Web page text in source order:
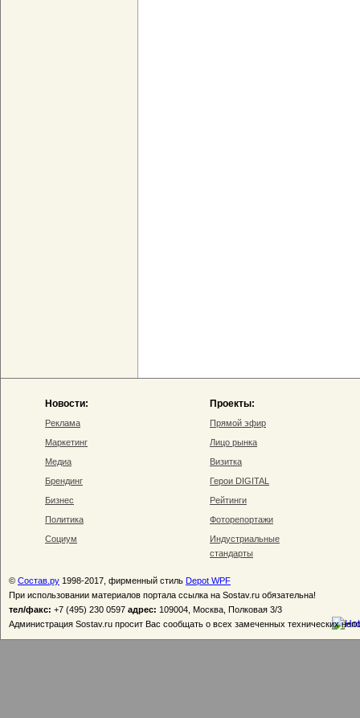
Новости:
Реклама
Маркетинг
Медиа
Брендинг
Бизнес
Политика
Социум
Проекты:
Прямой эфир
Лицо рынка
Визитка
Герои DIGITAL
Рейтинги
Фоторепортажи
Индустриальные
стандарты
© Состав.ру 1998-2017, фирменный стиль Depot WPF
При использовании материалов портала ссылка на Sostav.ru обязательна!
тел/факс: +7 (495) 230 0597 адрес: 109004, Москва, Полковая 3/3
Администрация Sostav.ru просит Вас сообщать о всех замеченных технических